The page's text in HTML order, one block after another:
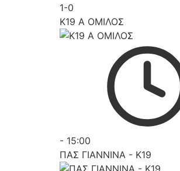
1-0
K19 Α ΟΜΙΛΟΣ
- 15:00
ΠΑΣ ΓΙΑΝΝΙΝΑ - K19